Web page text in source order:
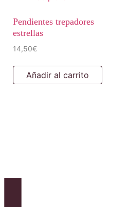
Pendientes trepadores
estrellas
14,50€
Añadir al carrito